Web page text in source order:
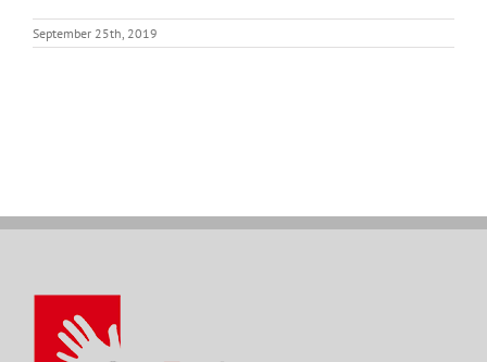
September 25th, 2019